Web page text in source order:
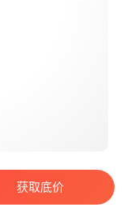
电源 3毫米
获取底价